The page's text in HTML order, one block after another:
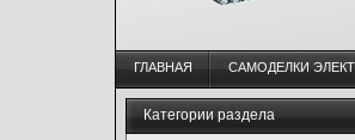
ГЛАВНАЯ CАМОДЕЛКИ
Категории раздела